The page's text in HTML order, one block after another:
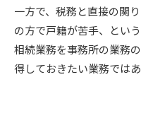
一方で、税務と直接の関
の方で戸籍が苦手、とい
相続業務を事務所の業務
得しておきたい業務ではあ